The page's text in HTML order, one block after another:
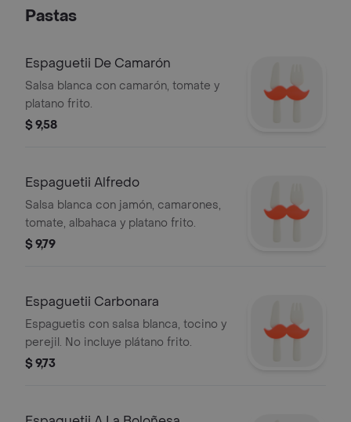
Pastas
Espaguetii De Camarón
Salsa blanca con camarón, tomate y
platano frito.
$ 9,58
Espaguetii Alfredo
Salsa blanca con jamón, camarones,
tomate, albahaca y platano frito.
$ 9,79
Espaguetii Carbonara
Espaguetis con salsa blanca, tocino y
perejil. No incluye plátano frito.
$ 9,73